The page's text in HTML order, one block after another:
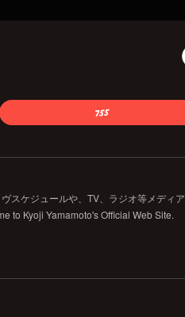
スケジュールや、TV、ラジオ等メディア
to Kyoji Yamamoto's Official Web Site.